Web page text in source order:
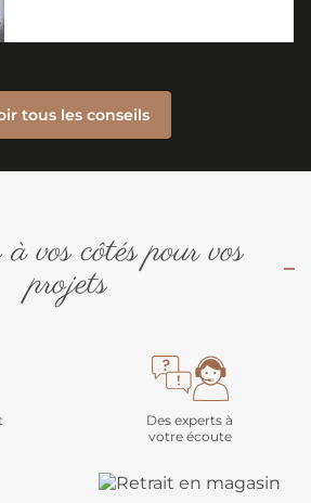
tous les conseils
vos côtés pour vos
projets
Des experts à
votre écoute